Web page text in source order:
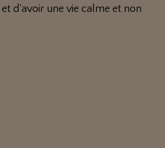
d’avoir une vie calme et non